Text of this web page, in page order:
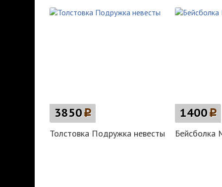
3850p
Толстовка Подружка невесты
1400p
Бейсболка